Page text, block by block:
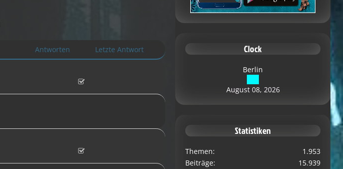
Antworten Letzte Antwort Clock
Berlin
August 08, 2026
Statistiken
Themen
1.953
Beiträge
15.939